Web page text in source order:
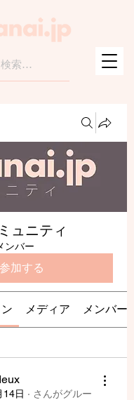
ュニティ
ンバー
参加する
メディア メンバー
14日 · さんがグルー